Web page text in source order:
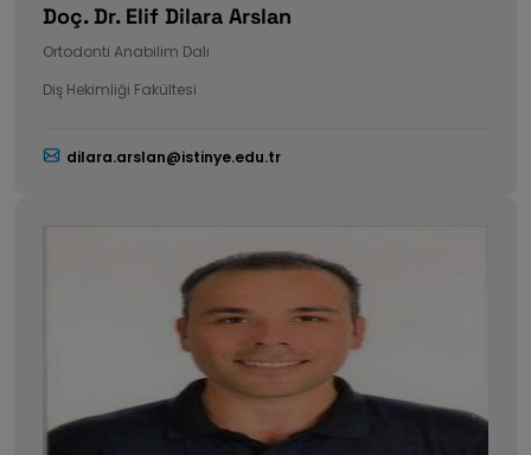
Doç. Dr. Elif Dilara Arslan
Ortodonti Anabilim Dalı
Diş Hekimliği Fakültesi
dilara.arslan@istinye.edu.tr